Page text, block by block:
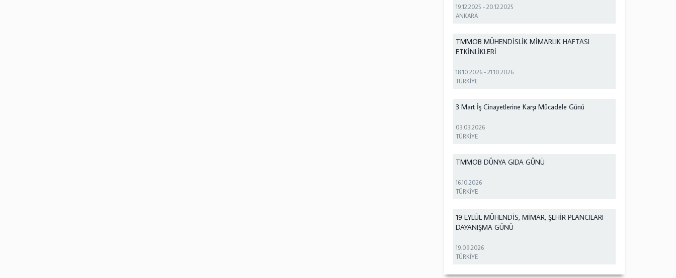
19.12.2025 -20.12.2025
ANKARA
TMMOB MÜHENDİSLİK MİMARLIK HAFTASI
ETKİNLİKLERİ
18.10.2026 -21.10.2026
TÜRKİYE
3 Mart İş Cinayetlerine Karşı Mücadele Günü
03.03.2026
TÜRKİYE
TMMOB DÜNYA GIDA GÜNÜ
16.10.2026
TÜRKİYE
19 EYLÜL MÜHENDİS, MİMAR, ŞEHİR PLANCILARI
DAYANIŞMA GÜNÜ
19.09.2026
TÜRKİYE